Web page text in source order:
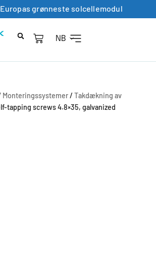
grønneste solcellemodul
NB
Monteringssystemer/ Takdækning av
tapping screws 4.8×35, galvanized